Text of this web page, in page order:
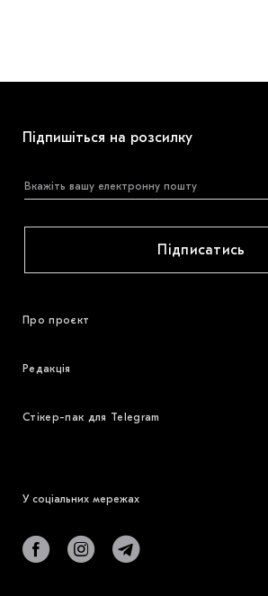
Підпишіться на розсилку
Підписатись
Про проєкт
Редакція
Стікер-пак для Telegram
У соціальних мережах